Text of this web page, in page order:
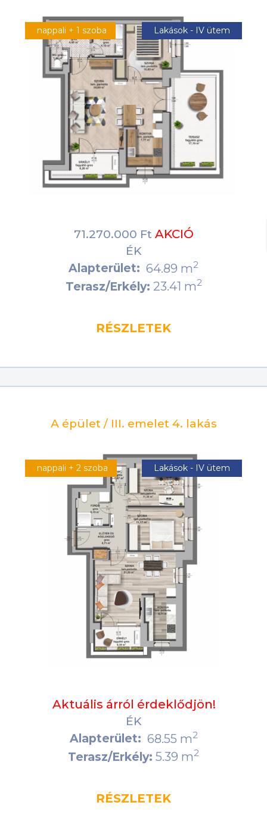
nappali + 1 szoba Lakások - IV ütem
71.270.000 Ft AKCIÓ
ÉK
Alapterület: 64.89 m2
Terasz/Erkély: 23.41 m2
RÉSZLETEK
A épület / III. emelet 4. lakás
nappali + 2 szoba Lakások - IV ütem
Aktuális árról érdeklődjön!
ÉK
Alapterület: 68.55 m2
Terasz/Erkély: 5.39 m2
RÉSZLETEK